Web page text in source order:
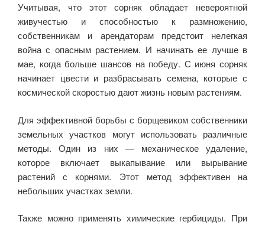
Учитывая, что этот сорняк обладает невероятной
живучестью и способностью к размножению,
собственникам и арендаторам предстоит нелегкая
война с опасным растением. И начинать ее лучше в
мае, когда больше шансов на победу. С июня сорняк
начинает цвести и разбрасывать семена, которые с
космической скоростью дают жизнь новым растениям.
Для эффективной борьбы с борщевиком собственники
земельных участков могут использовать различные
методы. Один из них — механическое удаление,
которое включает выкапывание или вырывание
растений с корнями. Этот метод эффективен на
небольших участках земли.
Также можно применять химические гербициды. При